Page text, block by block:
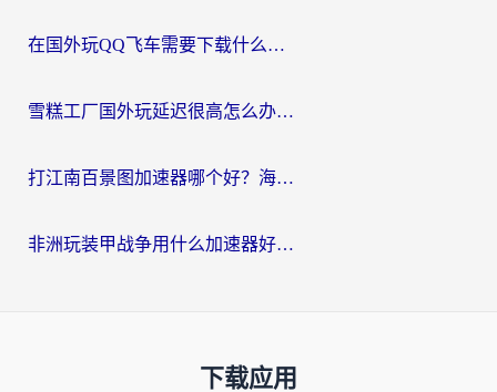
在国外玩QQ飞车需要下载什么加速器呢？海外党亲测有效的国服游戏加速指南
雪糕工厂国外玩延迟很高怎么办？海外玩家国服游戏加速终极攻略（附实测推荐）
打江南百景图加速器哪个好？海外党踩坑N次后，终于找到不卡的秘诀
非洲玩装甲战争用什么加速器好？海外党亲测有效的国服游戏加速方案
下载应用